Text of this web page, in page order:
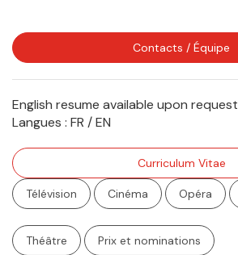
Contacts / Équipe
English resume available upon request
Langues : FR / EN
Curriculum Vitae
Télévision Cinéma Opéra
Théâtre Prix et nominations